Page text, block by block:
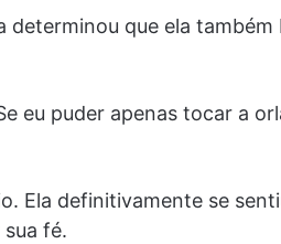
determinou que ela também
eu puder apenas tocar a
Ela definitivamente se
fé.